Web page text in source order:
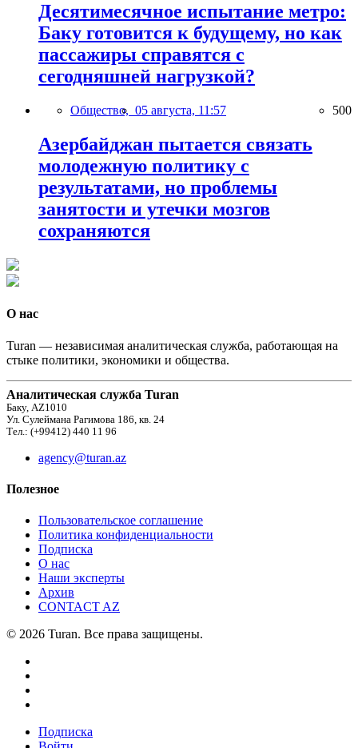
Десятимесячное испытание метро:
Баку готовится к будущему, но как
пассажиры справятся с
сегодняшней нагрузкой?
Общество, 05 августа, 11:57 500
Азербайджан пытается связать
молодежную политику с
результатами, но проблемы
занятости и утечки мозгов
сохраняются
О нас
Turan — независимая аналитическая служба, работающая на
стыке политики, экономики и общества.
Аналитическая служба Turan
Баку, AZ1010
Ул. Сулеймана Рагимова 186, кв. 24
Тел.: (+99412) 440 11 96
agency@turan.az
Полезное
Пользовательское соглашение
Политика конфиденциальности
Подписка
О нас
Наши эксперты
Архив
CONTACT AZ
© 2026 Turan. Все права защищены.
Подписка